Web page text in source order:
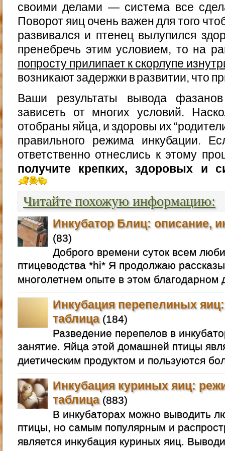
своими делами — система все
Поворот яиц очень важен для того
развивался и птенец вылупился
пренебречь этим условием, то на
попросту прилипает к скорлупе
возникают задержки в развитии, что
Ваши результаты вывода
зависеть от многих условий.
отобраны яйца, и здоровы их
правильного режима инкубации.
ответственно отнеслись к этому
получите крепких, здоровых и
Читайте похожую информацию:
Инкубатор Блиц: описание,
(83)
Доброго времени суток всем
птицеводства *hi* Я продолжаю
многолетнем опыте в этом
Инкубация перепелиных
таблица(184)
Разведение перепелов в
занятие. Яйца этой домашней птицы
диетическим продуктом и пользуются
Инкубация куриных яиц:
таблица(883)
В инкубаторах можно выводить
птицы, но самым популярным и
является инкубация куриных яиц.